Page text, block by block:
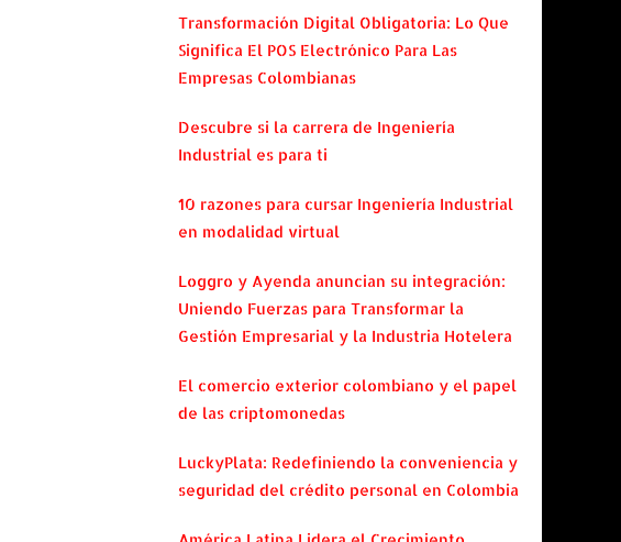
Transformación Digital Obligatoria: Lo Que
Significa El POS Electrónico Para Las
Empresas Colombianas
Descubre si la carrera de Ingeniería
Industrial es para ti
10 razones para cursar Ingeniería Industrial
en modalidad virtual
Loggro y Ayenda anuncian su integración:
Uniendo Fuerzas para Transformar la
Gestión Empresarial y la Industria Hotelera
El comercio exterior colombiano y el papel
de las criptomonedas
LuckyPlata: Redefiniendo la conveniencia y
seguridad del crédito personal en Colombia